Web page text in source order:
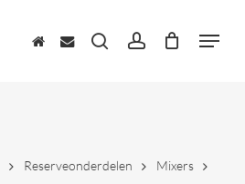
zoekenaccount Menu
Reserveonderdelen Mixers
Close
Filters